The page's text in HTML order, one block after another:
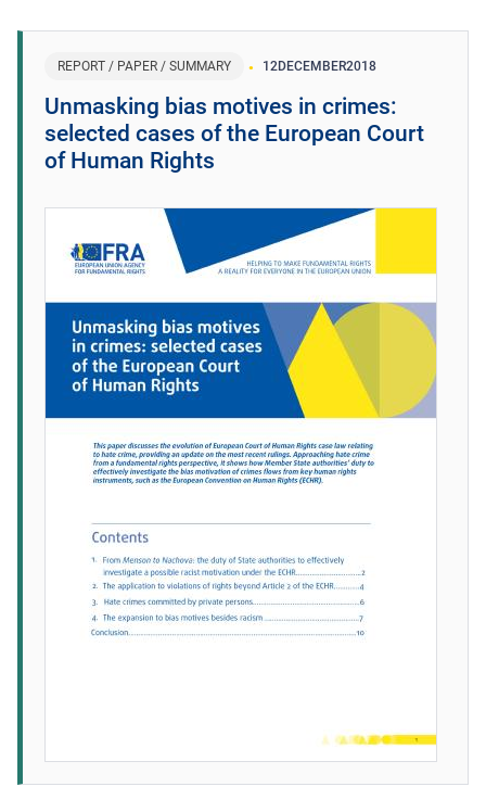
REPORT / PAPER / SUMMARY 12DECEMBER2018
Unmasking bias motives in crimes:
selected cases of the European Court
of Human Rights